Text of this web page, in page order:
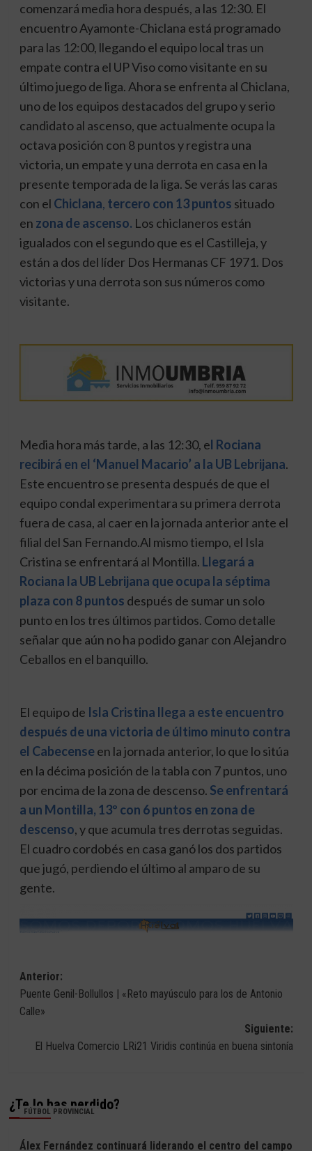
comenzará media hora después, a las 12:30. El
encuentro Ayamonte-Chiclana está programado
para las 12:00, llegando el equipo local tras un
empate contra el UP Viso como visitante en su
último juego de liga. Ahora se enfrenta al Chiclana,
uno de los equipos destacados del grupo y serio
candidato al ascenso, que actualmente ocupa la
octava posición con 8 puntos y registra una
victoria, un empate y una derrota en casa en la
presente temporada de la liga. Se verás las caras
con el Chiclana, tercero con 13 puntos situado
en zona de ascenso. Los chiclaneros están
igualados con el segundo que es el Castilleja, y
están a dos del líder Dos Hermanas CF 1971. Dos
victorias y una derrota son sus números como
visitante.
Media hora más tarde, a las 12:30, el Rociana
recibirá en el ‘Manuel Macario’ a la UB Lebrijana.
Este encuentro se presenta después de que el
equipo condal experimentara su primera derrota
fuera de casa, al caer en la jornada anterior ante el
filial del San Fernando.Al mismo tiempo, el Isla
Cristina se enfrentará al Montilla. Llegará a
Rociana la UB Lebrijana que ocupa la séptima
plaza con 8 puntos después de sumar un solo
punto en los tres últimos partidos. Como detalle
señalar que aún no ha podido ganar con Alejandro
Ceballos en el banquillo.
El equipo de Isla Cristina llega a este encuentro
después de una victoria de último minuto contra
el Cabecense en la jornada anterior, lo que lo sitúa
en la décima posición de la tabla con 7 puntos, uno
por encima de la zona de descenso. Se enfrentará
a un Montilla, 13º con 6 puntos en zona de
descenso, y que acumula tres derrotas seguidas.
El cuadro cordobés en casa ganó los dos partidos
que jugó, perdiendo el último al amparo de su
gente.
Navegación
de
Anterior:
Puente Genil-Bollullos | «Reto mayúsculo para los de Antonio
Calle»
Siguiente:
El Huelva Comercio LRi21 Viridis continúa en buena sintonía
¿Te lo has perdido?
FÚTBOL PROVINCIAL
Álex Fernández continuará liderando el centro del campo